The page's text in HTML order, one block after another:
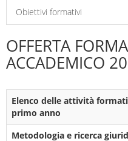
Obiettivi formativi
OFFERTA
ACCADEMICO
Elenco delle attività
primo anno
Metodologia e ricerca